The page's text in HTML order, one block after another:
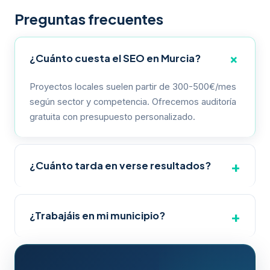
Preguntas frecuentes
¿Cuánto cuesta el SEO en Murcia?
Proyectos locales suelen partir de 300-500€/mes
según sector y competencia. Ofrecemos auditoría
gratuita con presupuesto personalizado.
¿Cuánto tarda en verse resultados?
El SEO local puede mostrar mejoras en 2-4 meses.
Resultados significativos suelen verse entre 3-6
meses.
¿Trabajáis en mi municipio?
Sí. Cubrimos los 45 municipios de la Región de